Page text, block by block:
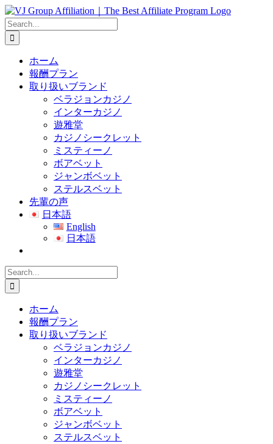
Skip
to
content
Search
for:
ホーム
報酬プラン
取り扱いブランド
ベラジョンカジノ
インターカジノ
遊雅堂
カジノシークレット
ミスティーノ
ボアベット
ジャンボベット
ステルスベット
先輩の声
日本語
English
日本語
Search
for:
ホーム
報酬プラン
取り扱いブランド
ベラジョンカジノ
インターカジノ
遊雅堂
カジノシークレット
ミスティーノ
ボアベット
ジャンボベット
ステルスベット